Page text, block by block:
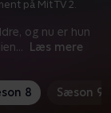
og nu er hun
... Læs mere
på Mit TV 2.
8 Sæson 9